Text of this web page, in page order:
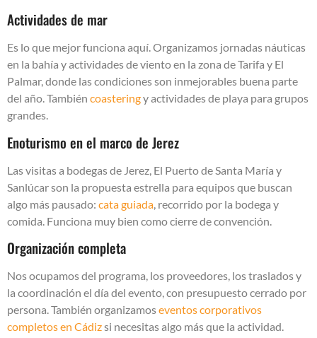
Actividades de mar
Es lo que mejor funciona aquí. Organizamos jornadas náuticas
en la bahía y actividades de viento en la zona de Tarifa y El
Palmar, donde las condiciones son inmejorables buena parte
del año. También coasteringy actividades de playa para grupos
grandes.
Enoturismo en el marco de Jerez
Las visitas a bodegas de Jerez, El Puerto de Santa María y
Sanlúcar son la propuesta estrella para equipos que buscan
algo más pausado: cata guiada , recorrido por la bodega y
comida. Funciona muy bien como cierre de convención.
Organización completa
Nos ocupamos del programa, los proveedores, los traslados y
la coordinación el día del evento, con presupuesto cerrado por
persona. También organizamoseventos corporativos
completos en Cádizsi necesitas algo más que la actividad.